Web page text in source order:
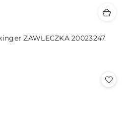
ZAWLECZKA 20023247